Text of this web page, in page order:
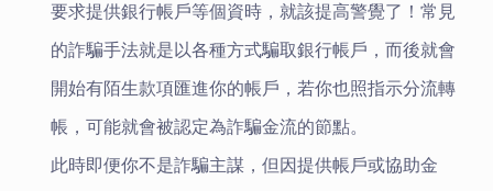
要求提供銀行帳戶等個資時，就該提高警覺了！常見
的詐騙手法就是以各種方式騙取銀行帳戶，而後就會
開始有陌生款項匯進你的帳戶，若你也照指示分流轉
帳，可能就會被認定為詐騙金流的節點。
此時即便你不是詐騙主謀，但因提供帳戶或協助金